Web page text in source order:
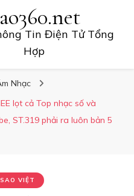
Tin Điện Tử Tổng
Hợp
Nhạc
lọt cả Top nhạc số và
ST.319 phải ra luôn bản 5
SAO VIỆT